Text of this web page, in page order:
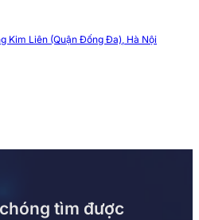
Kim Liên (Quận Đống Đa), Hà Nội
tìm được